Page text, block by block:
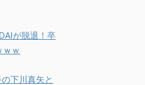
が脱退！卒
ｗｗ
下川真矢と